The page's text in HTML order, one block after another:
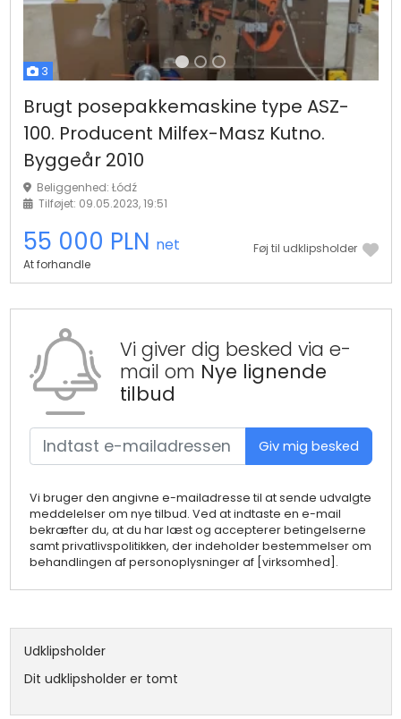
3
Brugt posepakkemaskine type ASZ-
100. Producent Milfex-Masz Kutno.
Byggeår 2010
Beliggenhed: Łódź
Tilføjet: 09.05.2023, 19:51
55 000 PLN net
At forhandle
Føj til udklipsholder
Vi giver dig besked via e-
mail om Nye lignende
tilbud
Giv mig besked
Vi bruger den angivne e-mailadresse til at sende udvalgte
meddelelser om nye tilbud. Ved at indtaste en e-mail
bekræfter du, at du har læst og accepterer betingelserne
samt privatlivspolitikken, der indeholder bestemmelser om
behandlingen af personoplysninger af [virksomhed].
Udklipsholder
Dit udklipsholder er tomt